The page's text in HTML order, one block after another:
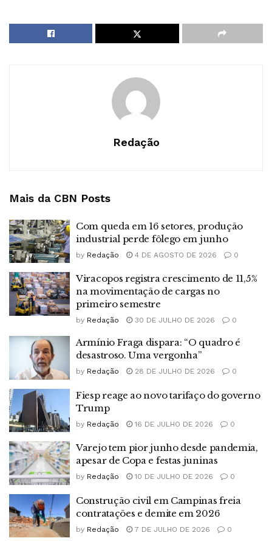
Redação
Mais da CBN Posts
Com queda em 16 setores, produção
industrial perde fôlego em junho
by Redação 4 DE AGOSTO DE 2026 0
Viracopos registra crescimento de 11,5%
na movimentação de cargas no
primeiro semestre
by Redação 30 DE JULHO DE 2026 0
Armínio Fraga dispara: “O quadro é
desastroso. Uma vergonha”
by Redação 28 DE JULHO DE 2026 0
Fiesp reage ao novo tarifaço do governo
Trump
by Redação 16 DE JULHO DE 2026 0
Varejo tem pior junho desde pandemia,
apesar de Copa e festas juninas
by Redação 10 DE JULHO DE 2026 0
Construção civil em Campinas freia
contratações e demite em 2026
by Redação 7 DE JULHO DE 2026 0